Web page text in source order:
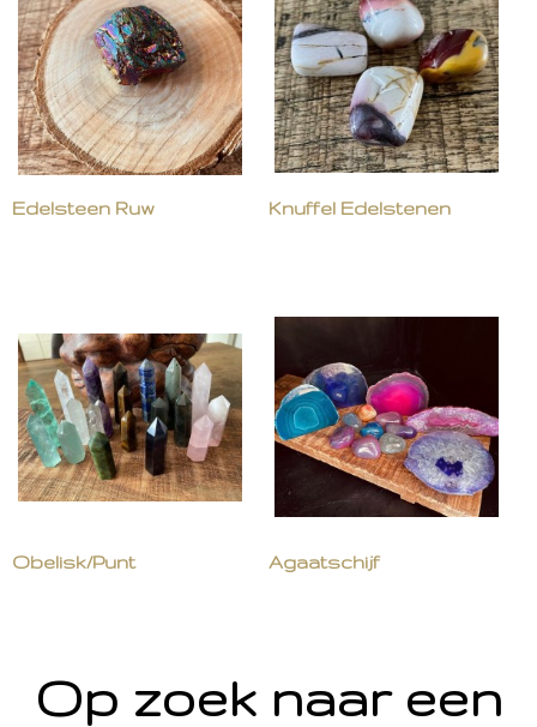
Edelsteen Ruw Knuffel Edelstenen
Obelisk/Punt Agaatschijf
Op zoek naar een